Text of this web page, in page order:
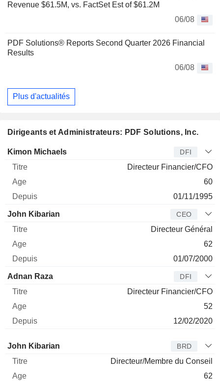
Revenue $61.5M, vs. FactSet Est of $61.2M
06/08
PDF Solutions® Reports Second Quarter 2026 Financial
Results
06/08
Plus d'actualités
Dirigeants et Administrateurs: PDF Solutions, Inc.
Dirigeant Titre Age
Kimon Michaels DFI
Directeur Financier/CFO
60
01/11/1995
John Kibarian CEO
Directeur Général
62
01/07/2000
Adnan Raza DFI
Directeur Financier/CFO
52
12/02/2020
Administrateur
John Kibarian BRD
Directeur/Membre du Conseil
62